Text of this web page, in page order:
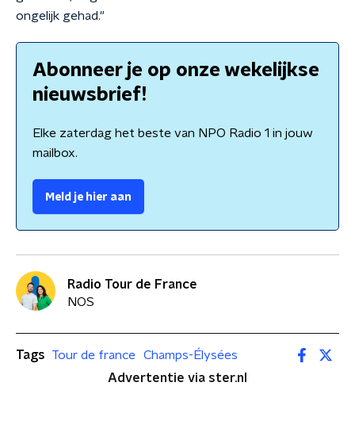
ongelijk gehad."
Abonneer je op onze wekelijkse
nieuwsbrief!
Elke zaterdag het beste van NPO Radio 1 in jouw
mailbox.
Meld je hier aan
Radio Tour de France
NOS
Tags Tour de france
Champs-Élysées
Advertentie via ster.nl